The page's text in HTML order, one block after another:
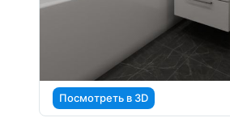
Посмотреть в 3D